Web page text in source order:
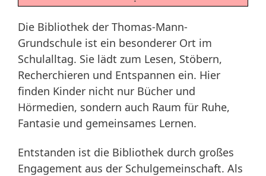
Die Bibliothek der Thomas-Mann-
Grundschule ist ein besonderer Ort im
Schulalltag. Sie lädt zum Lesen, Stöbern,
Recherchieren und Entspannen ein. Hier
finden Kinder nicht nur Bücher und
Hörmedien, sondern auch Raum für Ruhe,
Fantasie und gemeinsames Lernen.
Entstanden ist die Bibliothek durch großes
Engagement aus der Schulgemeinschaft. Als